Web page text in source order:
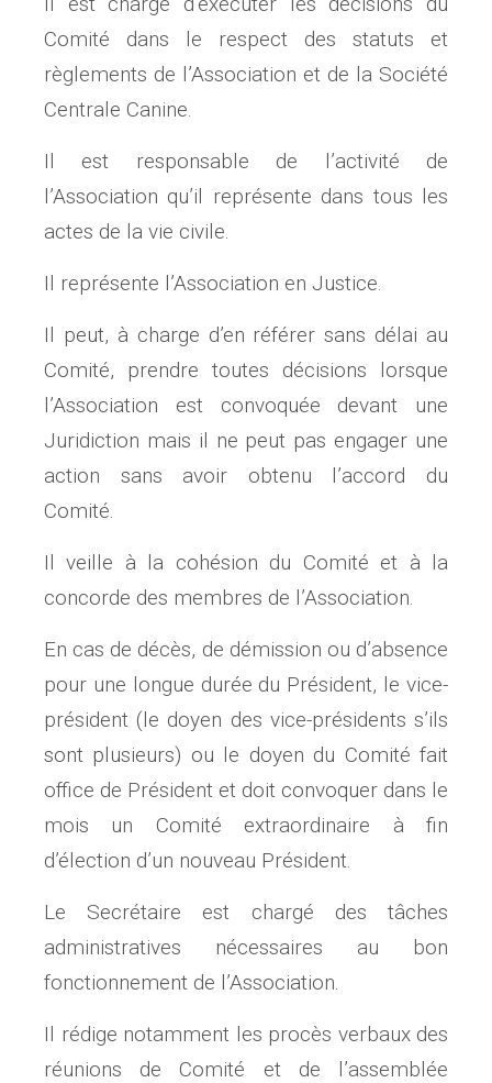
Comité dans le respect des statuts et
règlements de l’Association et de la Société
Centrale Canine.
Il est responsable de l’activité de
l’Association qu’il représente dans tous les
actes de la vie civile.
Il représente l’Association en Justice.
Il peut, à charge d’en référer sans délai au
Comité, prendre toutes décisions lorsque
l’Association est convoquée devant une
Juridiction mais il ne peut pas engager une
action sans avoir obtenu l’accord du
Comité.
Il veille à la cohésion du Comité et à la
concorde des membres de l’Association.
En cas de décès, de démission ou d’absence
pour une longue durée du Président, le vice-
président (le doyen des vice-présidents s’ils
sont plusieurs) ou le doyen du Comité fait
office de Président et doit convoquer dans le
mois un Comité extraordinaire à fin
d’élection d’un nouveau Président.
Le Secrétaire est chargé des tâches
administratives nécessaires au bon
fonctionnement de l’Association.
Il rédige notamment les procès verbaux des
réunions de Comité et de l’assemblée